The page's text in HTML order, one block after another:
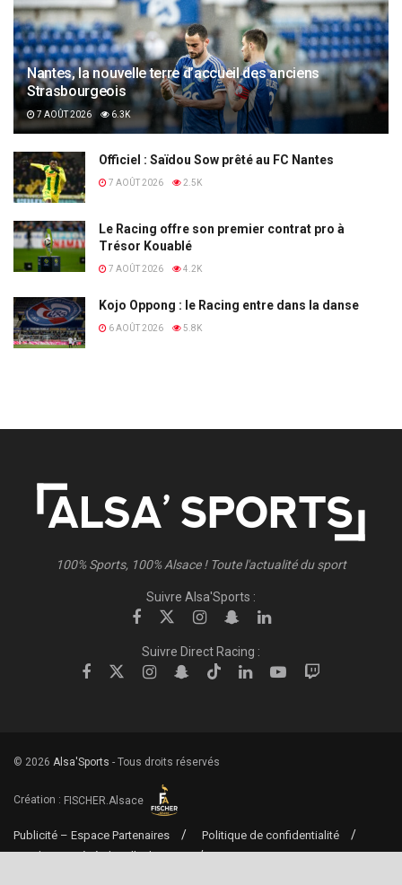
Nantes, la nouvelle terre d’accueil des anciens
Strasbourgeois
7 AOÛT 2026 6.3K
Officiel : Saïdou Sow prêté au FC Nantes
7 AOÛT 2026 2.5K
Le Racing offre son premier contrat pro à
Trésor Kouablé
7 AOÛT 2026 4.2K
Kojo Oppong : le Racing entre dans la danse
6 AOÛT 2026 5.8K
100% Sports, 100% Alsace ! Toute l'actualité du sport
Suivre Alsa'Sports :
Suivre Direct Racing :
© 2026 Alsa'Sports - Tous droits réservés
Création : FISCHER.Alsace
Publicité – Espace Partenaires
Politique de confidentialité
Conditions générales d’utilisation